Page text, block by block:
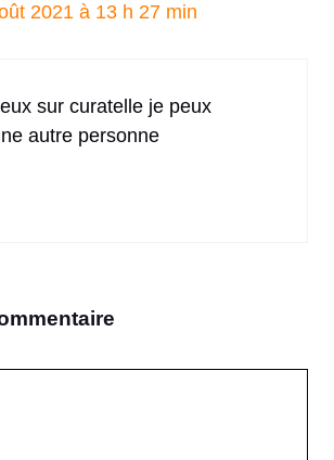
2021 à 13 h 27 min
sur curatelle je peux
autre personne